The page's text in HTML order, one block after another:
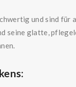
und sind
seine glatte,